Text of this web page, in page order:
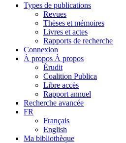
Types de publications
Revues
Thèses et mémoires
Livres et actes
Rapports de recherche
Connexion
À propos À propos
Érudit
Coalition Publica
Libre accès
Rapport annuel
Recherche avancée
FR
Français
English
Ma bibliothèque